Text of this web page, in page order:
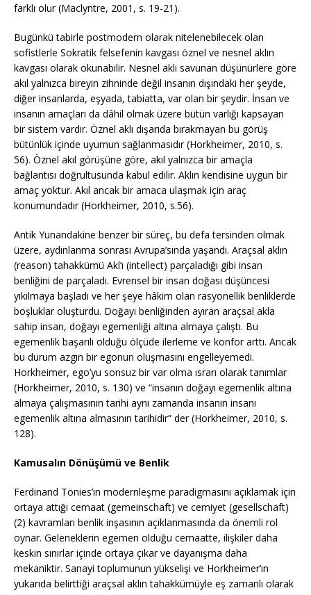
farklı olur (Maclyntre, 2001, s. 19-21).
Bugünkü tabirle postmodern olarak nitelenebilecek olan
sofistlerle Sokratik felsefenin kavgası öznel ve nesnel aklın
kavgası olarak okunabilir. Nesnel aklı savunan düşünürlere göre
akıl yalnızca bireyin zihninde değil insanın dışındaki her şeyde,
diğer insanlarda, eşyada, tabiatta, var olan bir şeydir. İnsan ve
insanın amaçları da dâhil olmak üzere bütün varlığı kapsayan
bir sistem vardır. Öznel aklı dışarıda bırakmayan bu görüş
bütünlük içinde uyumun sağlanmasıdır (Horkheimer, 2010, s.
56). Öznel akıl görüşüne göre, akıl yalnızca bir amaçla
bağlantısı doğrultusunda kabul edilir. Aklın kendisine uygun bir
amaç yoktur. Akıl ancak bir amaca ulaşmak için araç
konumundadır (Horkheimer, 2010, s.56).
Antik Yunandakine benzer bir süreç, bu defa tersinden olmak
üzere, aydınlanma sonrası Avrupa’sında yaşandı. Araçsal aklın
(reason) tahakkümü Akl’ı (intellect) parçaladığı gibi insan
benliğini de parçaladı. Evrensel bir insan doğası düşüncesi
yıkılmaya başladı ve her şeye hâkim olan rasyonellik benliklerde
boşluklar oluşturdu. Doğayı benliğinden ayıran araçsal akla
sahip insan, doğayı egemenliği altına almaya çalıştı. Bu
egemenlik başarılı olduğu ölçüde ilerleme ve konfor arttı. Ancak
bu durum azgın bir egonun oluşmasını engelleyemedi.
Horkheimer, ego’yu sonsuz bir var olma ısrarı olarak tanımlar
(Horkheimer, 2010, s. 130) ve “insanın doğayı egemenlik altına
almaya çalışmasının tarihi aynı zamanda insanın insanı
egemenlik altına almasının tarihidir” der (Horkheimer, 2010, s.
128).
Kamusalın Dönüşümü ve Benlik
Ferdinand Tönies’in modernleşme paradigmasını açıklamak için
ortaya attığı cemaat (gemeinschaft) ve cemiyet (gesellschaft)
(2) kavramları benlik inşasının açıklanmasında da önemli rol
oynar. Geleneklerin egemen olduğu cemaatte, ilişkiler daha
keskin sınırlar içinde ortaya çıkar ve dayanışma daha
mekaniktir. Sanayi toplumunun yükselişi ve Horkheimer’ın
yukarıda belirttiği araçsal aklın tahakkümüyle eş zamanlı olarak